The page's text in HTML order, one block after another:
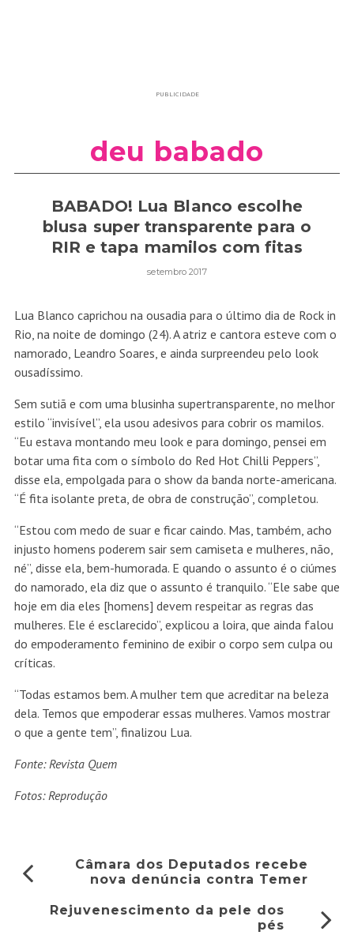
PUBLICIDADE
deu babado
BABADO! Lua Blanco escolhe
blusa super transparente para o
RIR e tapa mamilos com fitas
setembro 2017
Lua Blanco caprichou na ousadia para o último dia de Rock in
Rio, na noite de domingo (24). A atriz e cantora esteve com o
namorado, Leandro Soares, e ainda surpreendeu pelo look
ousadíssimo.
Sem sutiã e com uma blusinha supertransparente, no melhor
estilo “invisível”, ela usou adesivos para cobrir os mamilos.
“Eu estava montando meu look e para domingo, pensei em
botar uma fita com o símbolo do Red Hot Chilli Peppers”,
disse ela, empolgada para o show da banda norte-americana.
“É fita isolante preta, de obra de construção”, completou.
“Estou com medo de suar e ficar caindo. Mas, também, acho
injusto homens poderem sair sem camiseta e mulheres, não,
né”, disse ela, bem-humorada. E quando o assunto é o ciúmes
do namorado, ela diz que o assunto é tranquilo. “Ele sabe que
hoje em dia eles [homens] devem respeitar as regras das
mulheres. Ele é esclarecido”, explicou a loira, que ainda falou
do empoderamento feminino de exibir o corpo sem culpa ou
críticas.
“Todas estamos bem. A mulher tem que acreditar na beleza
dela. Temos que empoderar essas mulheres. Vamos mostrar
o que a gente tem”, finalizou Lua.
Fonte: Revista Quem
Fotos: Reprodução
Câmara dos Deputados recebe
nova denúncia contra Temer
Rejuvenescimento da pele dos
pés